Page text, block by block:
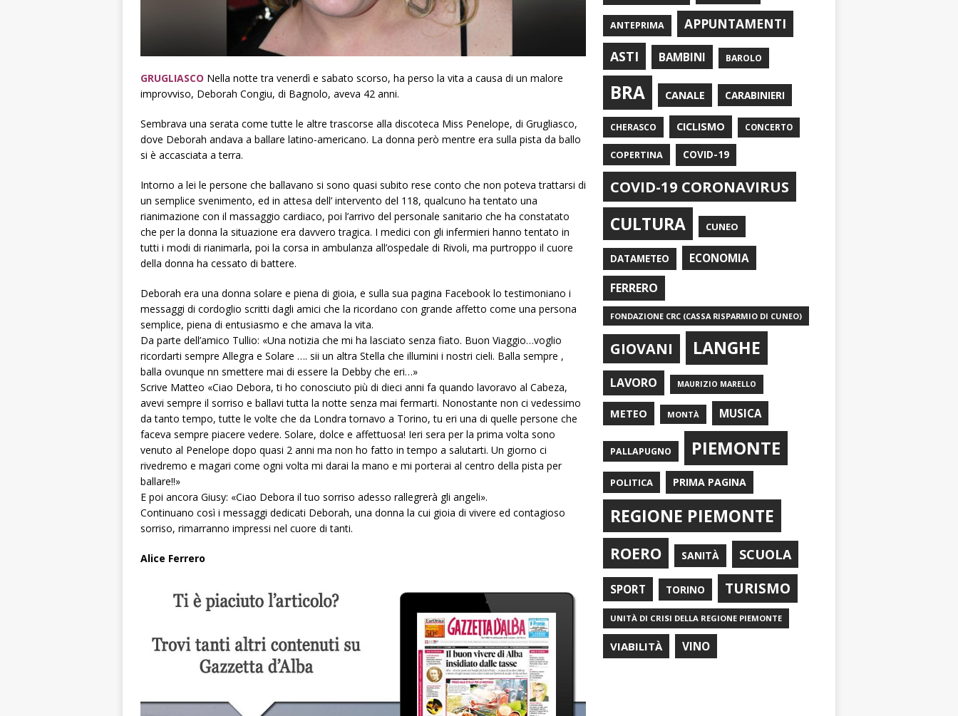
GRUGLIASCO Nella notte tra venerdì e sabato scorso, ha perso la vita a causa di un malore
improvviso, Deborah Congiu, di Bagnolo, aveva 42 anni.
Sembrava una serata come tutte le altre trascorse alla discoteca Miss Penelope, di Grugliasco,
dove Deborah andava a ballare latino-americano. La donna però mentre era sulla pista da ballo
si è accasciata a terra.
Intorno a lei le persone che ballavano si sono quasi subito rese conto che non poteva trattarsi di
un semplice svenimento, ed in attesa dell’ intervento del 118, qualcuno ha tentato una
rianimazione con il massaggio cardiaco, poi l’arrivo del personale sanitario che ha constatato
che per la donna la situazione era davvero tragica. I medici con gli infermieri hanno tentato in
tutti i modi di rianimarla, poi la corsa in ambulanza all’ospedale di Rivoli, ma purtroppo il cuore
della donna ha cessato di battere.
Deborah era una donna solare e piena di gioia, e sulla sua pagina Facebook lo testimoniano i
messaggi di cordoglio scritti dagli amici che la ricordano con grande affetto come una persona
semplice, piena di entusiasmo e che amava la vita.
Da parte dell’amico Tullio: «Una notizia che mi ha lasciato senza fiato. Buon Viaggio…voglio
ricordarti sempre Allegra e Solare …. sii un altra Stella che illumini i nostri cieli. Balla sempre ,
balla ovunque nn smettere mai di essere la Debby che eri…»
Scrive Matteo «Ciao Debora, ti ho conosciuto più di dieci anni fa quando lavoravo al Cabeza,
avevi sempre il sorriso e ballavi tutta la notte senza mai fermarti. Nonostante non ci vedessimo
da tanto tempo, tutte le volte che da Londra tornavo a Torino, tu eri una di quelle persone che
faceva sempre piacere vedere. Solare, dolce e affettuosa! Ieri sera per la prima volta sono
venuto al Penelope dopo quasi 2 anni ma non ho fatto in tempo a salutarti. Un giorno ci
rivedremo e magari come ogni volta mi darai la mano e mi porterai al centro della pista per
ballare!!»
E poi ancora Giusy: «Ciao Debora il tuo sorriso adesso rallegrerà gli angeli».
Continuano così i messaggi dedicati Deborah, una donna la cui gioia di vivere ed contagioso
sorriso, rimarranno impressi nel cuore di tanti.
Alice Ferrero
ANTEPRIMA
APPUNTAMENTI
ASTI
BAMBINI BAROLO
BRA CANALE CARABINIERI
CHERASCO CICLISMO CONCERTO
COPERTINA COVID-19
COVID-19 CORONAVIRUS
CULTURA CUNEO
DATAMETEO ECONOMIA
FERRERO
FONDAZIONE CRC (CASSA RISPARMIO DI CUNEO)
GIOVANI LANGHE
LAVORO MAURIZIO MARELLO
METEO MONTÀ MUSICA
PALLAPUGNO PIEMONTE
POLITICA PRIMA PAGINA
REGIONE PIEMONTE
ROERO SANITÀ SCUOLA
SPORT TORINO TURISMO
UNITÀ DI CRISI DELLA REGIONE PIEMONTE
VIABILITÀ VINO